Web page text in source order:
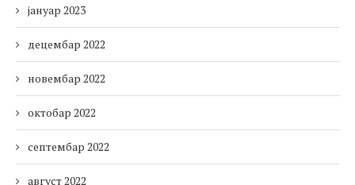
јануар 2023
децембар 2022
новембар 2022
октобар 2022
септембар 2022
август 2022